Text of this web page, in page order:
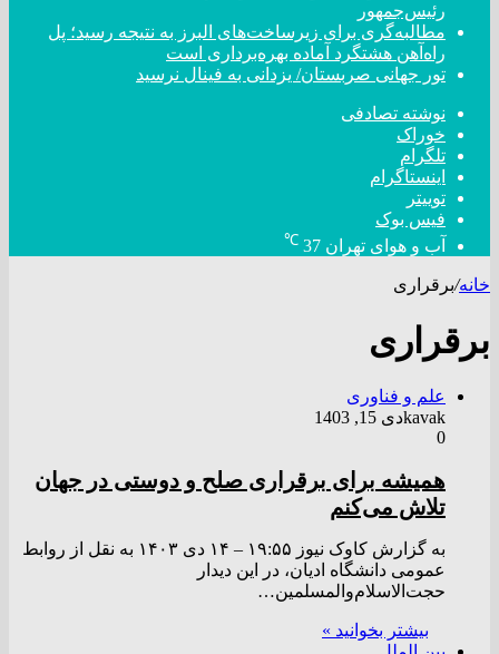
رئیس‌جمهور
مطالبه‌گری برای زیرساخت‌های البرز به نتیجه رسید؛ پل
راه‌آهن هشتگرد آماده بهره‌برداری است
تور جهانی صربستان/ یزدانی به فینال نرسید
نوشته تصادفی
خوراک
تلگرام
اینستاگرام
توییتر
فیس بوک
آب و هوای تهران 37
℃
خانه/برقراری
برقراری
علم و فناوری
kavakدی 15, 1403
0
همیشه برای برقراری صلح و دوستی در جهان
تلاش می‌کنم
به گزارش کاوک نیوز ۱۹:۵۵ – ۱۴ دی ۱۴۰۳ به نقل از روابط
عمومی دانشگاه ادیان، در این دیدار
حجت‌الاسلام‌والمسلمین…
بیشتر بخوانید »